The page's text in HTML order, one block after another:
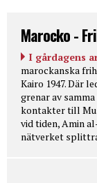
Marocko -
I gårdagens
marockanska
Kairo 1947. Där
grenar av
kontakter till
vid tiden, Amin
nätverket